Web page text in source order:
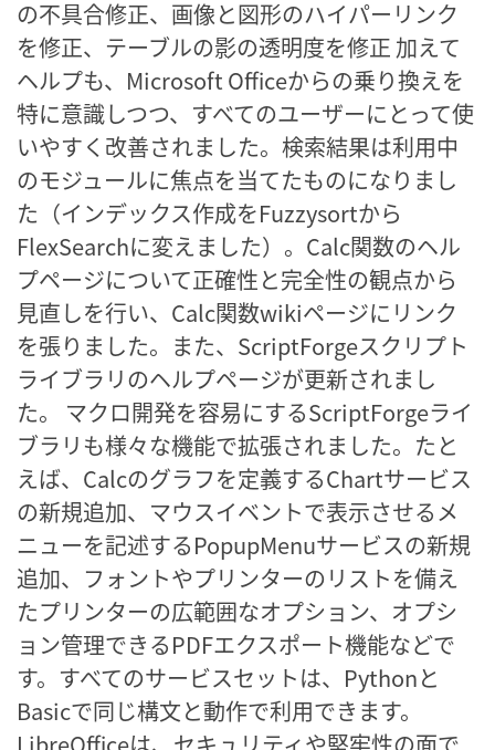
の不具合修正、画像と図形のハイパーリンク
を修正、テーブルの影の透明度を修正 加えて
ヘルプも、Microsoft Officeからの乗り換えを
特に意識しつつ、すべてのユーザーにとって使
いやすく改善されました。検索結果は利用中
のモジュールに焦点を当てたものになりまし
た（インデックス作成をFuzzysortから
FlexSearchに変えました）。Calc関数のヘル
プページについて正確性と完全性の観点から
見直しを行い、Calc関数wikiページにリンク
を張りました。また、ScriptForgeスクリプト
ライブラリのヘルプページが更新されまし
た。 マクロ開発を容易にするScriptForgeライ
ブラリも様々な機能で拡張されました。たと
えば、Calcのグラフを定義するChartサービス
の新規追加、マウスイベントで表示させるメ
ニューを記述するPopupMenuサービスの新規
追加、フォントやプリンターのリストを備え
たプリンターの広範囲なオプション、オプシ
ョン管理できるPDFエクスポート機能などで
す。すべてのサービスセットは、Pythonと
Basicで同じ構文と動作で利用できます。